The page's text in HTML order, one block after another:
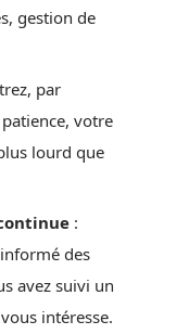
gestion de
par
votre
lourd que
:
des
avez suivi un
intéresse.